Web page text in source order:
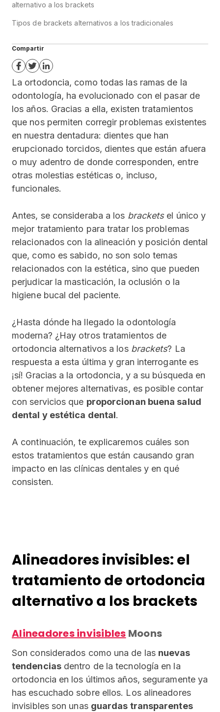
alternativo a los brackets
Tipos de brackets alternativos a los tradicionales
Compartir
La ortodoncia, como todas las ramas de la
odontología, ha evolucionado con el pasar de
los años. Gracias a ella, existen tratamientos
que nos permiten corregir problemas existentes
en nuestra dentadura: dientes que han
erupcionado torcidos, dientes que están afuera
o muy adentro de donde corresponden, entre
otras molestias estéticas o, incluso,
funcionales.
Antes, se consideraba a los brackets el único y
mejor tratamiento para tratar los problemas
relacionados con la alineación y posición dental
que, como es sabido, no son solo temas
relacionados con la estética, sino que pueden
perjudicar la masticación, la oclusión o la
higiene bucal del paciente.
¿Hasta dónde ha llegado la odontología
moderna? ¿Hay otros tratamientos de
ortodoncia alternativos a los brackets? La
respuesta a esta última y gran interrogante es
¡sí! Gracias a la ortodoncia, y a su búsqueda en
obtener mejores alternativas, es posible contar
con servicios que proporcionan buena salud
dental y estética dental.
A continuación, te explicaremos cuáles son
estos tratamientos que están causando gran
impacto en las clínicas dentales y en qué
consisten.
Alineadores invisibles: el
tratamiento de ortodoncia
alternativo a los brackets
Alineadores invisibles Moons
Son considerados como una de las nuevas
tendenciasdentro de la tecnología en la
ortodoncia en los últimos años, seguramente ya
has escuchado sobre ellos. Los alineadores
invisibles son unas guardas transparentes